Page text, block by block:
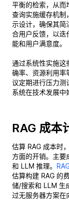
平衡的检索，从而
查询实施缓存机制
示设计，确保其简
合用户反馈，以迭
能和用户满意度。
通过系统性实施这
确率、资源利用率
议定期进行压力测
系统在技术发展中
RAG 成本
估算 RAG 成本时
方面的开销。主要
和 LLM 推理。
估算构建 RAG 的
储/搜索和 LLM 生
过无服务器方案在